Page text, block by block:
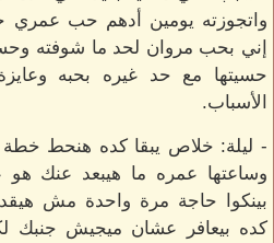
واتجوزته يومين أدهم حب عمري
إني بحب مروان لحد ما شوفته
حسيتها مع حد غيره بحبه
الأسباب.
- ليلة: خلاص يبقا كده هنحط
وساعتها عمره ما هيبعد عنك
بينكوا حاجة مرة واحدة مش
كده بيعافر عشان ميجيش جنبك